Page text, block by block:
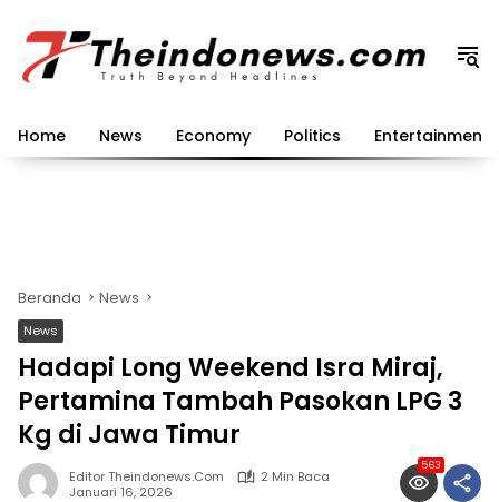
konten
Home News Economy Politics Entertainment
Beranda News
News
Hadapi Long Weekend Isra Miraj,
Pertamina Tambah Pasokan LPG 3
Kg di Jawa Timur
Editor Theindonews.com
2 Min Baca
Januari 16, 2026
563